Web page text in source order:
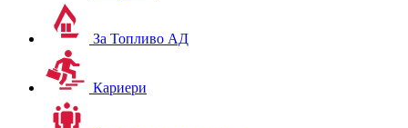
За Топливо АД
Кариери